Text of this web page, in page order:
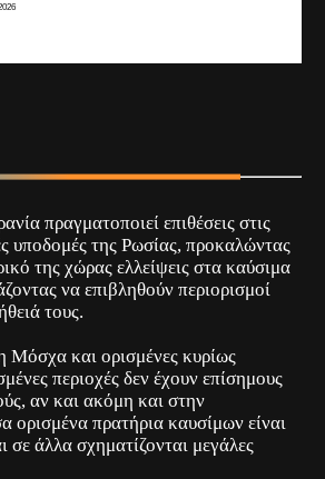
πραγματοποιεί επιθέσεις στις
υποδομές της Ρωσίας, προκαλώντας
της χώρας ελλείψεις στα καύσιμα
να επιβληθούν περιορισμοί
τους.
και ορισμένες κυρίως
περιοχές δεν έχουν επίσημους
αν και ακόμη και στην
ορισμένα πρατήρια καυσίμων είναι
σε άλλα σχηματίζονται μεγάλες